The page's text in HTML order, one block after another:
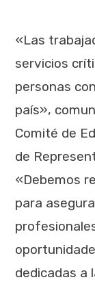
«Las
servicios
personas
país»,
Comité de
de
«Debemos
para
dedicadas a